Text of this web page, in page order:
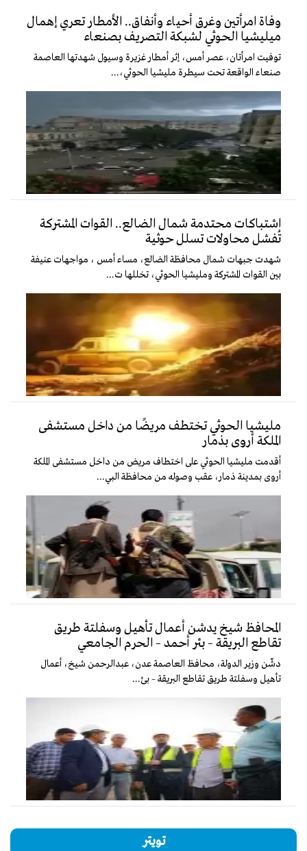
وفاة امرأتين وغرق أحياء وأنفاق.. الأمطار تعري إهمال
ميليشيا الحوثي لشبكة التصريف بصنعاء
توفيت امرأتان، عصر أمس، إثر أمطار غزيرة وسيول شهدتها العاصمة
صنعاء الواقعة تحت سيطرة مليشيا الحوثي،...
اشتباكات محتدمة شمال الضالع.. القوات المشتركة
تُفشل محاولات تسلل حوثية
شهدت جبهات شمال محافظة الضالع، مساء أمس ، مواجهات عنيفة
بين القوات المشتركة ومليشيا الحوثي، تخللها ت...
مليشيا الحوثي تختطف مريضًا من داخل مستشفى
الملكة أروى بذمار
أقدمت مليشيا الحوثي على اختطاف مريض من داخل مستشفى الملكة
أروى بمدينة ذمار، عقب وصوله من محافظة البي...
المحافظ شيخ يدشن أعمال تأهيل وسفلتة طريق
تقاطع البريقة – بئر أحمد – الحرم الجامعي
دشّن وزير الدولة، محافظ العاصمة عدن، عبدالرحمن شيخ، أعمال
تأهيل وسفلتة طريق تقاطع البريقة – بئ...
تويتر